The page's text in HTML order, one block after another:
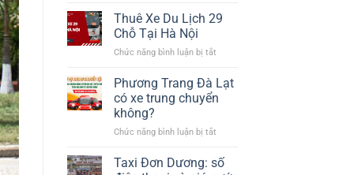
dẫn
mua
kiện
tháp
Thuê Xe Du Lịch 29
Chỗ Tại Hà Nội
Chức năng bình luận bị tắtở
Xe
Du
Lịch
Chỗ
Hà
Nội
Phương Trang Đà Lạt
có xe trung chuyển
không?
Chức năng bình luận bị tắtở
Trang
Taxi Đơn Dương: số